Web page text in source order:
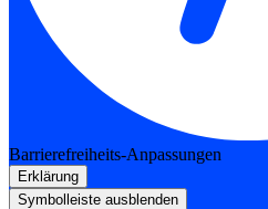
Barrierefreiheits-Anpassungen
Erklärung
Symbolleiste ausblenden